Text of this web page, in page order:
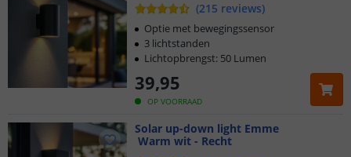
(215 reviews)
OP VOORRAAD
39,95
Optie met bewegingssensor
3 lichtstanden
Lichtopbrengst: 50 Lumen
Solar up-down light Emme
Warm wit - Recht